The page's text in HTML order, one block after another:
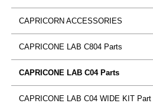
CAPRICORN ACCESSORIES
CAPRICONE LAB C804 Parts
CAPRICONE LAB C04 Parts
CAPRICONE LAB C04 WIDE KIT Part